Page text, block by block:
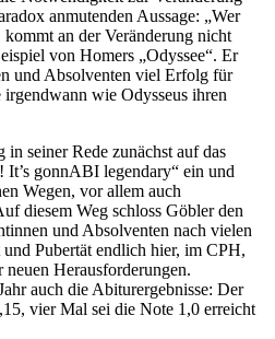
anmutenden Aussage: „Wer
an der Veränderung nicht
von Homers „Odyssee“. Er
und Absolventen viel Erfolg für
wie Odysseus ihren
seiner Rede zunächst auf das
gonnABI legendary“ ein und
Wegen, vor allem auch
diesem Weg schloss Göbler den
und Absolventen nach vielen
Pubertät endlich hier, im CPH,
Herausforderungen.
auch die Abiturergebnisse: Der
vier Mal sei die Note 1,0 erreicht